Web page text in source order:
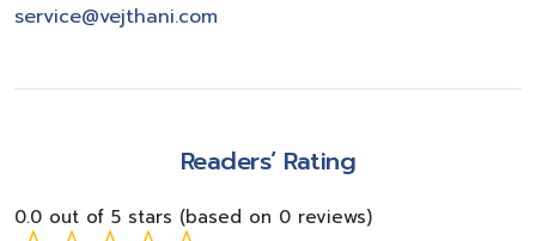
service@vejthani.com
Readers’ Rating
0.0 out of 5 stars (based on 0 reviews)